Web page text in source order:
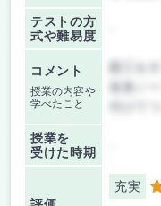
テストの方
式や難易度
コメント
授業の内容や
学べたこと
授業を
受けた時期
充実 3